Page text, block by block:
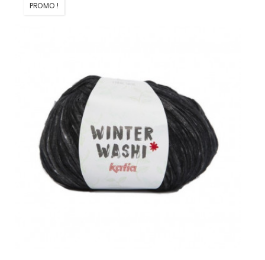
PROMO !